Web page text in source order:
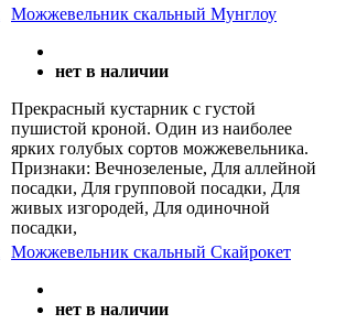
Можжевельник скальный Mунглоу
нет в наличии
Прекрасный кустарник с густой
пушистой кроной. Один из наиболее
ярких голубых сортов можжевельника.
Признаки: Вечнозеленые, Для аллейной
посадки, Для групповой посадки, Для
живых изгородей, Для одиночной
посадки,
Можжевельник скальный Скайрокет
нет в наличии